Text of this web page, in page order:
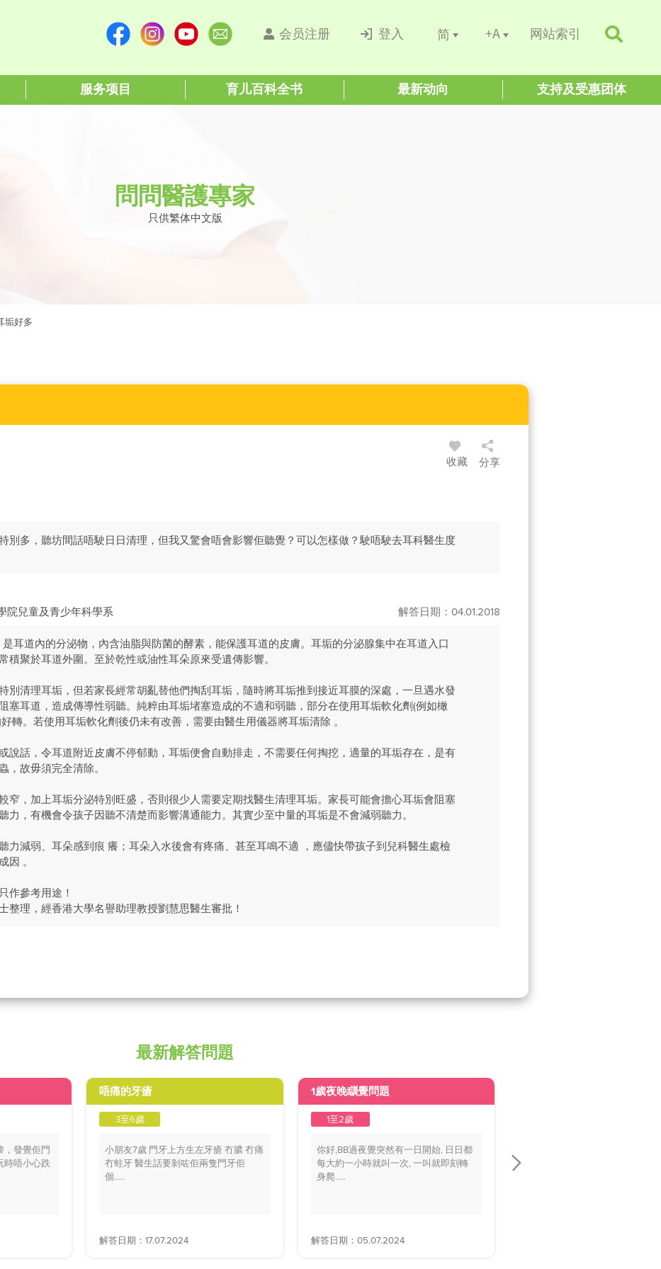
会员注册 登入 简 +A 网站索引
服务项目 育儿百科全书 最新动向 支持及受惠团体
問問醫護專家
只供繁体中文版
垢好多
收藏 分享
別多，聽坊間話唔駛日日清理，但我又驚會唔會影響佢聽覺？可以怎樣做？駛唔駛去耳科醫生度
院兒童及青少年科學系 解答日期：04.01.2018
耳道內的分泌物，內含油脂與防菌的酵素，能保護耳道的皮膚。耳垢的分泌腺集中在耳道入口
積聚於耳道外圍。至於乾性或油性耳朵原來受遺傳影響。
別清理耳垢，但若家長經常胡亂替他們掏刮耳垢，隨時將耳垢推到接近耳膜的深處，一旦遇水發
塞耳道，造成傳導性弱聽。純粹由耳垢堵塞造成的不適和弱聽，部分在使用耳垢軟化劑(例如橄
轉。若使用耳垢軟化劑後仍未有改善，需要由醫生用儀器將耳垢清除 。
說話，令耳道附近皮膚不停郁動，耳垢便會自動排走，不需要任何掏挖，適量的耳垢存在，是有
，故毋須完全清除。
窄，加上耳垢分泌特別旺盛，否則很少人需要定期找醫生清理耳垢。家長可能會擔心耳垢會阻塞
力，有機會令孩子因聽不清楚而影響溝通能力。其實少至中量的耳垢是不會減弱聽力。
力減弱、耳朵感到痕 癢；耳朵入水後會有疼痛、甚至耳鳴不適 ，應儘快帶孩子到兒科醫生處檢
因 。
作參考用途！
整理，經香港大學名譽助理教授劉慧思醫生審批！
最新解答問題
，發覺佢門
時唔小心跌
唔痛的牙瘡
3至6歲
小朋友7歲 門牙上方生左牙瘡 冇膿 冇痛
冇蛀牙 醫生話要剝咗佢兩隻門牙佢
個.....
解答日期：17.07.2024
1歲夜晚瞓覺問題
1至2歲
你好,BB過夜覺突然有一日開始, 日日都
每大約一小時就叫一次, 一叫就即刻轉
身爬.....
解答日期：05.07.2024